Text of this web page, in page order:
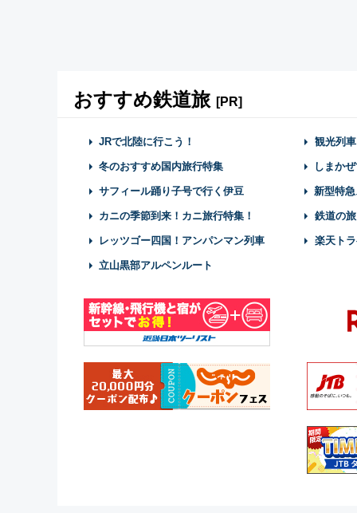
おすすめ鉄道旅 [PR]
JRで北陸に行こう！ 観光列
冬のおすすめ国内旅行特集 しまか
サフィール踊り子号で行く伊豆 新型特
カニの季節到来！カニ旅行特集！ 鉄道の
レッツゴー四国！アンパンマン列車 楽天ト
立山黒部アルペンルート